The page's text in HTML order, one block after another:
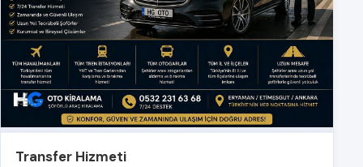
Transfer Hizmeti